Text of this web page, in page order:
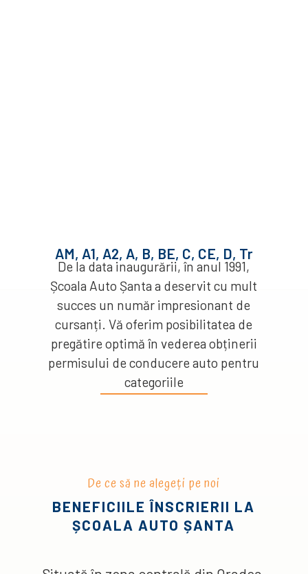
De la data inaugurării, în anul 1991,
Școala Auto Șanta a deservit cu mult
succes un număr impresionant de
cursanți. Vă oferim posibilitatea de
pregătire optimă în vederea obținerii
permisului de conducere auto pentru
categoriile
AM, A1, A2, A, B, BE, C, CE, D, Tr
De ce să ne alegeți pe noi
BENEFICIILE ÎNSCRIERII LA
ȘCOALA AUTO ȘANTA